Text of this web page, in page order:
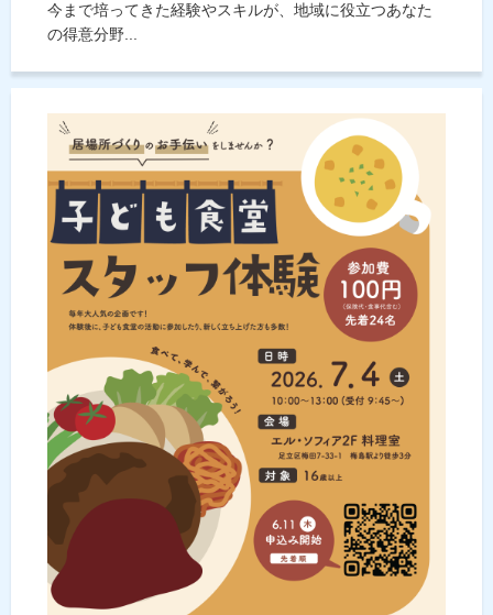
今まで培ってきた経験やスキルが、地域に役立つあなた
の得意分野...